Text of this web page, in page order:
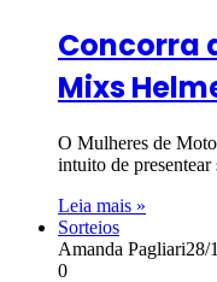
Concorra
Mixs
O Mulheres de
intuito de
Leia mais »
Sorteios
Amanda Pagliari28/
0